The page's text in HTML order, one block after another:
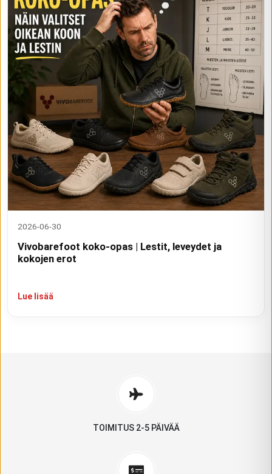
2026-06-30
Vivobarefoot koko-opas | Lestit, leveydet ja
kokojen erot
Lue lisää
TOIMITUS 2-5 PÄIVÄÄ